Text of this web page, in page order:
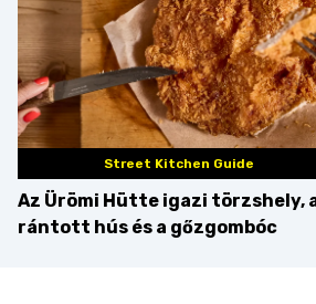
Street Kitchen Guide
Az Ürömi Hütte igazi törzshely,
rántott hús és a gőzgombóc